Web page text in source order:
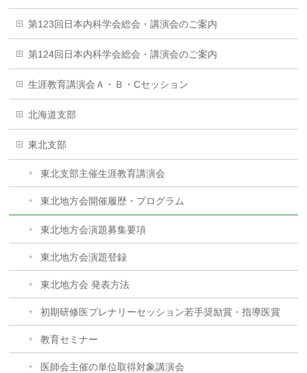
第123回日本内科学会総会・講演会のご案内
第124回日本内科学会総会・講演会のご案内
生涯教育講演会Ａ・Ｂ・Cセッション
北海道支部
東北支部
東北支部主催生涯教育講演会
東北地方会開催履歴・プログラム
東北地方会演題募集要項
東北地方会演題登録
東北地方会 発表方法
初期研修医プレナリーセッション若手奨励賞・指導医賞
教育セミナー
医師会主催の単位取得対象講演会